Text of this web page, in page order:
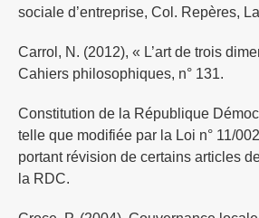
sociale d’entreprise, Col. Repères,
Carrol, N. (2012), « L’art de trois
Cahiers philosophiques, n° 131.
Constitution de la République
telle que modifiée par la Loi n° 11/
portant révision de certains articles
la RDC.